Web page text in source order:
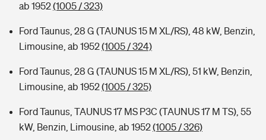
ab 1952(1005 / 323)
Ford Taunus, 28 G (TAUNUS 15 M XL/RS), 48 kW, Benzin,
Limousine, ab 1952(1005 / 324)
Ford Taunus, 28 G (TAUNUS 15 M XL/RS), 51 kW, Benzin,
Limousine, ab 1952(1005 / 325)
Ford Taunus, TAUNUS 17 MS P3C (TAUNUS 17 M TS), 55
kW, Benzin, Limousine, ab 1952(1005 / 326)